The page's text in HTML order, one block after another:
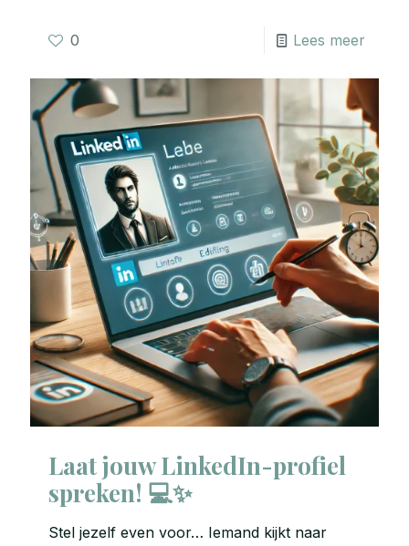
0 Lees meer
Laat jouw LinkedIn-profiel
spreken! 💻✨
Stel jezelf even voor… Iemand kijkt naar